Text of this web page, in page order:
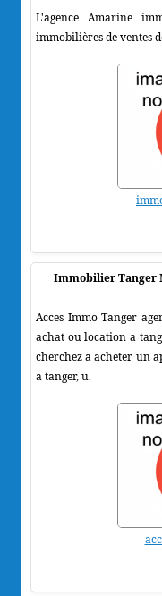
L'agence Amarine
immobilières de ventes
Immobilier Tanger
Acces Immo Tanger
achat ou location a
cherchez a acheter un
a tanger, u.